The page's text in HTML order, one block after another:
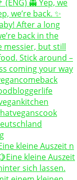
kleine Auszeit n